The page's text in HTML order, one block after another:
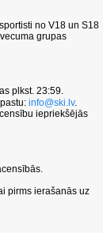
no V18 un S18
grupas
plkst. 23:59.
info@ski.lv.
iepriekšējās
pirms ierašanās uz